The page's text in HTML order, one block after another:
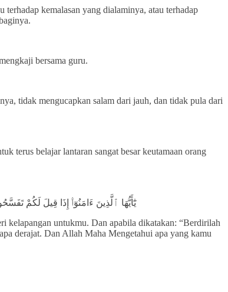
kemalasan yang dialaminya, atau terhadap
bersama guru.
tidak mengucapkan salam dari jauh, dan tidak pula dari
terus belajar lantaran sangat besar keutamaan orang
يَٰٓأَيُّهَا ٱلَّذِينَ ءَامَنُوٓا۟ إِذَا قِيلَ لَكُمْ
kelapangan untukmu. Dan apabila dikatakan: “Berdirilah
derajat. Dan Allah Maha Mengetahui apa yang kamu